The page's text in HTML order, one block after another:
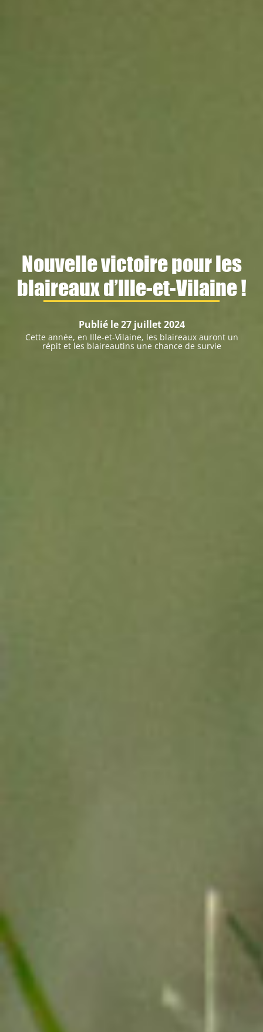
Nouvelle victoire pour les
blaireaux d’Ille-et-Vilaine !
Publié le 27 juillet 2024
Cette année, en Ille-et-Vilaine, les blaireaux auront un
répit et les blaireautins une chance de survie